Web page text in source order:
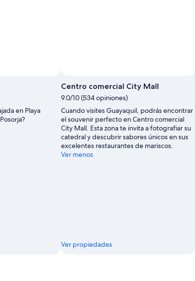
en Playa
Centro comercial City Mall
9.0/10 (534 opiniones)
Cuando visites Guayaquil, podrás encontrar
el souvenir perfecto en Centro comercial
City Mall. Esta zona te invita a fotografiar su
catedral y descubrir sabores únicos en sus
excelentes restaurantes de mariscos.
Ver menos
Ver propiedades